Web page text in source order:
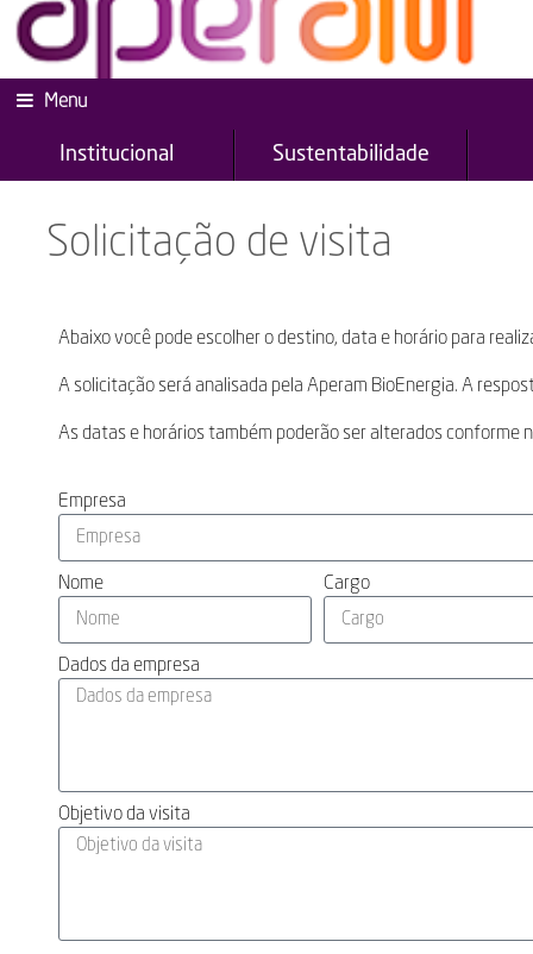
Menu
Institucional Sustentabilidade
Solicitação de visita
Abaixo você pode escolher o destino, data e horário para
A solicitação será analisada pela Aperam BioEnergia. A
As datas e horários também poderão ser alterados conforme
Empresa
Nome Cargo
Dados da empresa
Objetivo da visita